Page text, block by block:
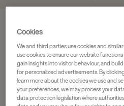
Cookies
We and third parties use cookies and
use cookies to ensure our website
gain insights into visitor behaviour, and
for personalized advertisements. By
learn more about the cookies we use and
your preferences, we may process your
data protection legislation where